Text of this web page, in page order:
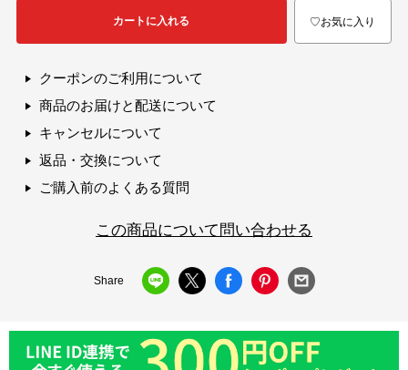
カートに入れる ♡お気に入り
クーポンのご利用について
商品のお届けと配送について
キャンセルについて
返品・交換について
ご購入前のよくある質問
この商品について問い合わせる
Share